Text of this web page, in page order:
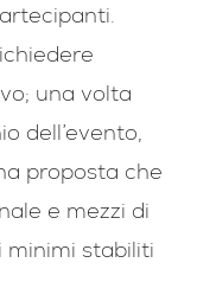
una volta
dell’evento,
proposta che
e mezzi di
minimi stabiliti